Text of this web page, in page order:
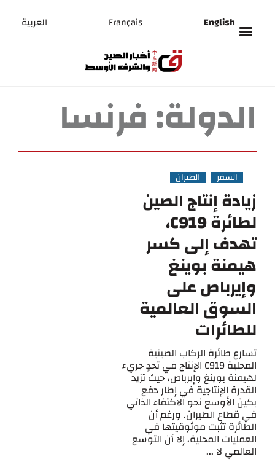
English
Français العربية
الدولة:فرنسا
السفر الطيران
زيادة إنتاج الصين
لطائرة C919،
تهدف إلى كسر
هيمنة بوينغ
وإيرباص على
السوق العالمية
للطائرات
تسارع طائرة الركاب الصينية
المحلية C919 الإنتاج في تحدٍ جريء
لهيمنة بوينغ وإيرباص، حيث تزيد
القدرة الإنتاجية في إطار دفع
بكين الأوسع نحو الاكتفاء الذاتي
في قطاع الطيران. ورغم أن
الطائرة تثبت موثوقيتها في
العمليات المحلية، إلا أن التوسع
العالمي لا ...